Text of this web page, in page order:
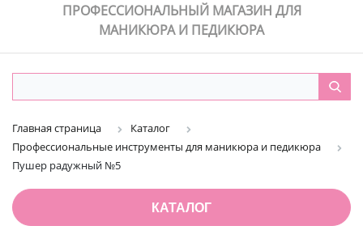
ПРОФЕССИОНАЛЬНЫЙ МАГАЗИН ДЛЯ
МАНИКЮРА И ПЕДИКЮРА
Главная страница
Каталог
Профессиональные инструменты для маникюра и педикюра
Пушер радужный №5
КАТАЛОГ